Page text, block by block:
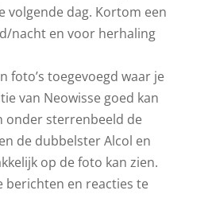
volgende dag. Kortom een
nacht en voor herhaling
foto’s toegevoegd waar je
van Neowisse goed kan
onder sterrenbeeld de
de dubbelster Alcol en
op de foto kan zien.
berichten en reacties te